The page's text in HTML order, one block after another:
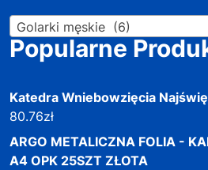
Golarki męskie (6)
Popularne
Katedra Wniebowzięcia
80.76zł
ARGO METALICZNA FOLIA -
A4 OPK 25SZT ZŁOTA